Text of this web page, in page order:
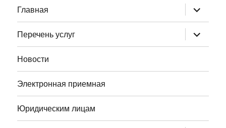
Главная раскрыть
дочернее
меню
Перечень услуг
раскрыть
дочернее
меню
Новости
Электронная приемная
Юридическим лицам